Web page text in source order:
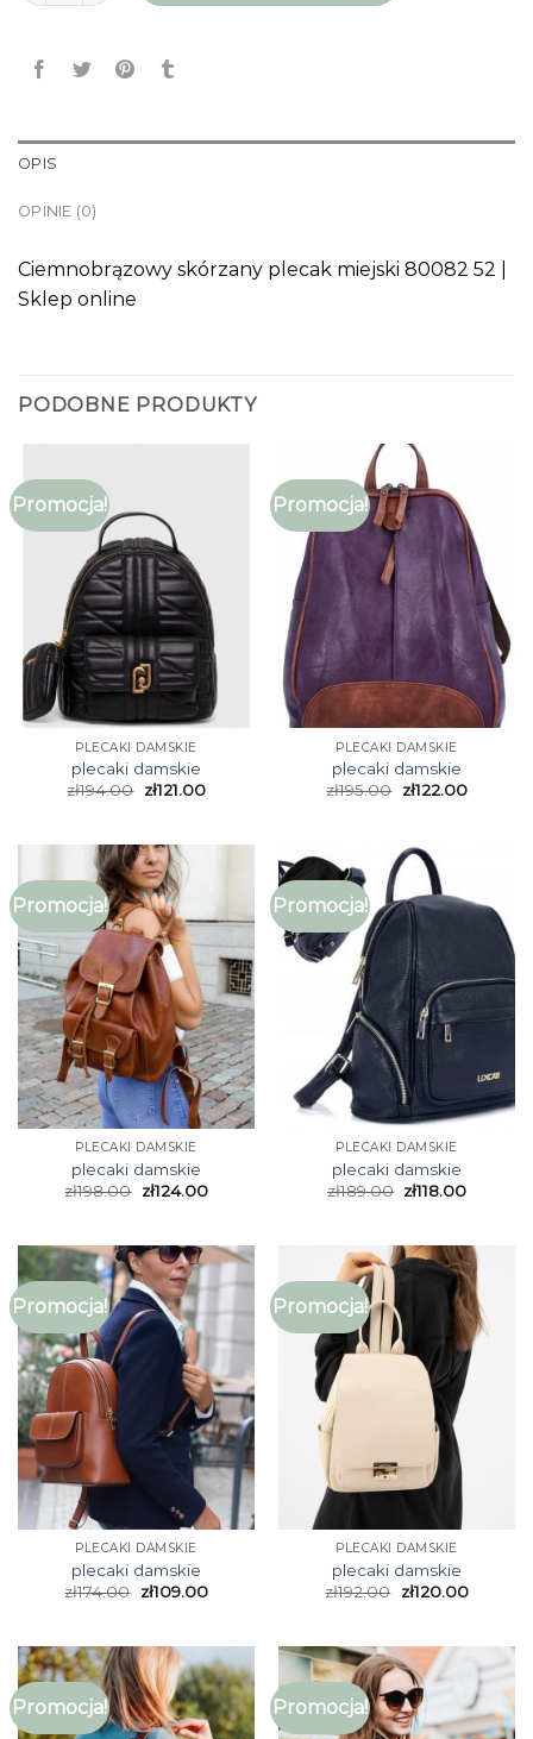
OPIS
OPINIE (0)
Ciemnobrązowy skórzany plecak miejski 80082 52 |
Sklep online
PODOBNE PRODUKTY
Promocja!
PLECAKI DAMSKIE
plecaki damskie
zł194.00 zł121.00
Promocja!
PLECAKI DAMSKIE
plecaki damskie
zł195.00 zł122.00
Promocja!
PLECAKI DAMSKIE
plecaki damskie
zł198.00 zł124.00
Promocja!
PLECAKI DAMSKIE
plecaki damskie
zł189.00 zł118.00
Promocja!
PLECAKI DAMSKIE
plecaki damskie
zł174.00 zł109.00
Promocja!
PLECAKI DAMSKIE
plecaki damskie
zł192.00 zł120.00
Promocja! Promocja!